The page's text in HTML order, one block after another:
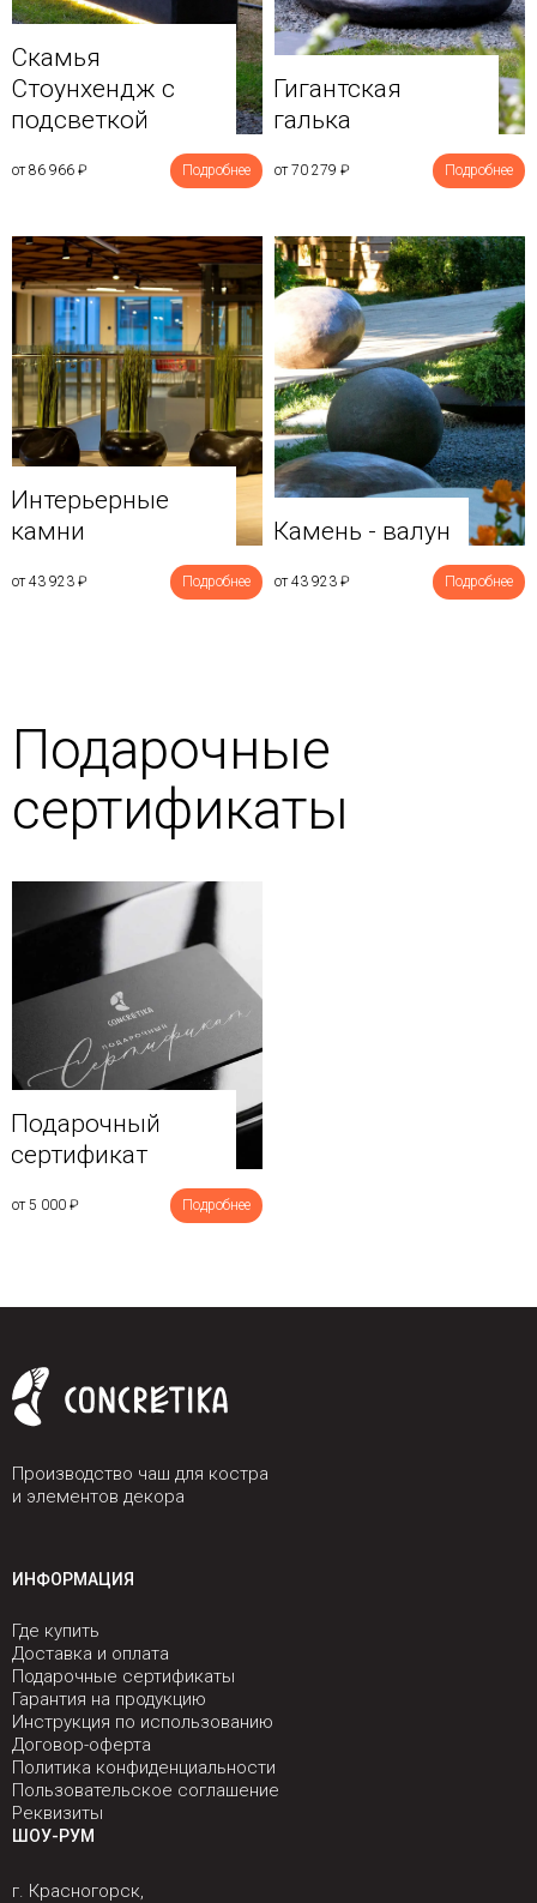
Скамья
Стоунхендж с
подсветкой
от 86 966 ₽ Подробнее
Гигантская
галька
от 70 279 ₽ Подробнее
Интерьерные
камни
от 43 923 ₽ Подробнее
Камень - валун
от 43 923 ₽ Подробнее
Подарочные
сертификаты
Подарочный
сертификат
от 5 000 ₽ Подробнее
Производство чаш для костра
и элементов декора
ИНФОРМАЦИЯ
Где купить
Доставка и оплата
Подарочные сертификаты
Гарантия на продукцию
Инструкция по использованию
Договор-оферта
Политика конфиденциальности
Пользовательское соглашение
Реквизиты
ШОУ-РУМ
г. Красногорск,